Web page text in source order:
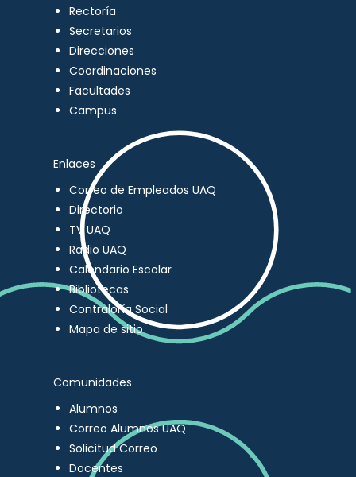
Rectoría
Secretarios
Direcciones
Coordinaciones
Facultades
Campus
Enlaces
Correo de Empleados UAQ
Directorio
TV UAQ
Radio UAQ
Calendario Escolar
Bibliotecas
Contraloría Social
Mapa de sitio
Comunidades
Alumnos
Correo Alumnos UAQ
Solicitud Correo
Docentes